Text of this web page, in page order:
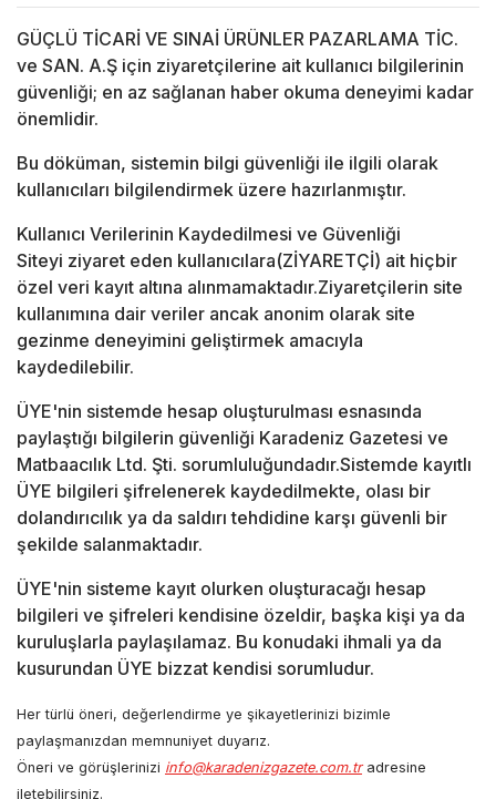
GÜÇLÜ TİCARİ VE SINAİ ÜRÜNLER PAZARLAMA TİC.
ve SAN. A.Ş için ziyaretçilerine ait kullanıcı bilgilerinin
güvenliği; en az sağlanan haber okuma deneyimi kadar
önemlidir.
Bu döküman, sistemin bilgi güvenliği ile ilgili olarak
kullanıcıları bilgilendirmek üzere hazırlanmıştır.
Kullanıcı Verilerinin Kaydedilmesi ve Güvenliği
Siteyi ziyaret eden kullanıcılara(ZİYARETÇİ) ait hiçbir
özel veri kayıt altına alınmamaktadır.Ziyaretçilerin site
kullanımına dair veriler ancak anonim olarak site
gezinme deneyimini geliştirmek amacıyla
kaydedilebilir.
ÜYE'nin sistemde hesap oluşturulması esnasında
paylaştığı bilgilerin güvenliği Karadeniz Gazetesi ve
Matbaacılık Ltd. Şti. sorumluluğundadır.Sistemde kayıtlı
ÜYE bilgileri şifrelenerek kaydedilmekte, olası bir
dolandırıcılık ya da saldırı tehdidine karşı güvenli bir
şekilde salanmaktadır.
ÜYE'nin sisteme kayıt olurken oluşturacağı hesap
bilgileri ve şifreleri kendisine özeldir, başka kişi ya da
kuruluşlarla paylaşılamaz. Bu konudaki ihmali ya da
kusurundan ÜYE bizzat kendisi sorumludur.
Her türlü öneri, değerlendirme ye şikayetlerinizi bizimle
paylaşmanızdan memnuniyet duyarız.
Öneri ve görüşlerinizi info@karadenizgazete.com.tradresine
iletebilirsiniz.